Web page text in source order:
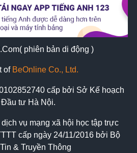
.Com( phiên bản di động )
of BeOnline Co., Ltd.
cấp bởi Sở Kế hoạch
tư Hà Nội.
vụ mạng xã hội học tập trực
cấp ngày 24/11/2016 bởi Bộ
& Truyền Thông